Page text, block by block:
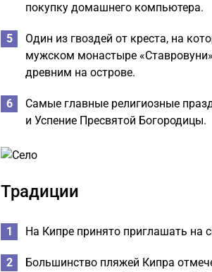
покупку домашнего компьютера.
Один из гвоздей от креста, на
мужском монастыре
древним на острове.
Самые главные религиозные
и Успение Пресвятой Богородицы.
Традиции
На Кипре принято приглашать на
Большинство пляжей Кипра